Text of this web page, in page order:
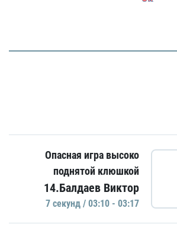
Опасная игра высоко
поднятой клюшкой
14.Балдаев Виктор
7 секунд / 03:10 - 03:17